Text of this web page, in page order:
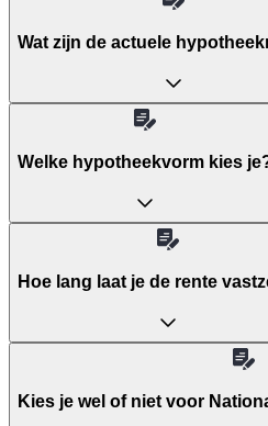
Wat zijn de actuele
Welke hypotheekvorm kies
Hoe lang laat je de rente
Kies je wel of niet voor